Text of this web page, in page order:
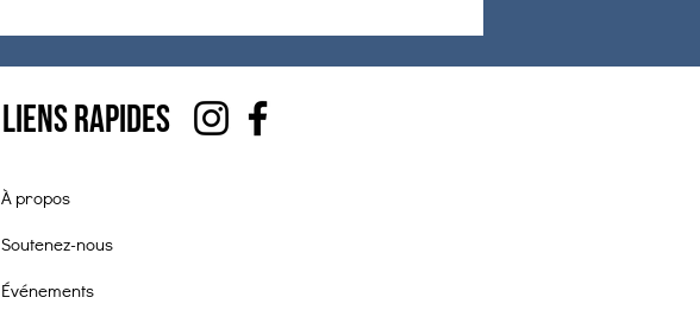
Liens rapides
À propos
Soutenez-nous
Événements